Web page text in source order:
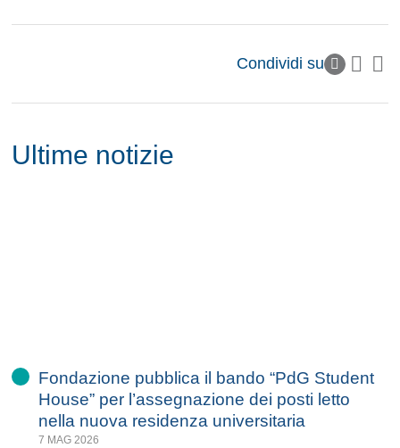
Condividi su
Ultime notizie
Fondazione pubblica il bando “PdG Student
House” per l’assegnazione dei posti letto
nella nuova residenza universitaria
7 MAG 2026